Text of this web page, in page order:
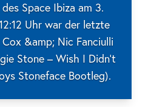
Space Ibiza am 3.
Uhr war der letzte
&amp; Nic Fanciulli
Stone – Wish I Didn't
Stoneface Bootleg).